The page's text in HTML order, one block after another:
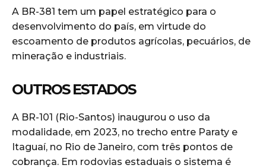
A BR-381 tem um papel estratégico para o
desenvolvimento do país, em virtude do
escoamento de produtos agrícolas, pecuários, de
mineração e industriais.
OUTROS ESTADOS
A BR-101 (Rio-Santos) inaugurou o uso da
modalidade, em 2023, no trecho entre Paraty e
Itaguaí, no Rio de Janeiro, com três pontos de
cobrança. Em rodovias estaduais o sistema é